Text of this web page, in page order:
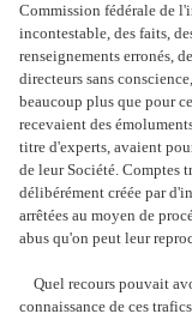
Commission fédérale de
incontestable, des faits,
renseignements erronés,
directeurs sans
beaucoup plus que pour
recevaient des
titre d'experts, avaient
de leur Société. Comptes
délibérément créée par
arrêtées au moyen de
abus qu'on peut leur
Quel recours pouvait
connaissance de ces